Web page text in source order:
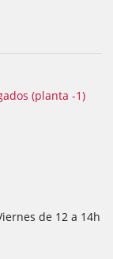
(planta -1)
de 12 a 14h